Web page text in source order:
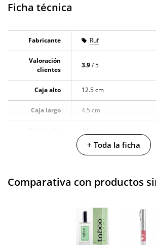
Ficha técnica
Fabricante Ruf
Valoración
clientes
3.9/ 5
Caja alto 12.5 cm
Caja largo 4.5 cm
0.175 Kg
+ Toda la ficha
Comparativa con productos